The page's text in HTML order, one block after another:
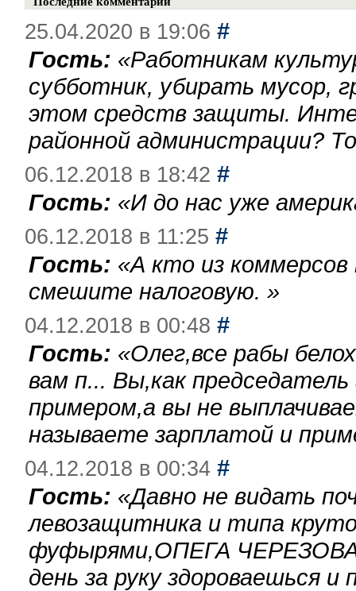
25.04.2020 в 19:06 #
Гость: «Работникам
субботник, убирать мусор,
этом средств защиты.
районной администрации?
06.12.2018 в 18:42 #
Гость: «И до нас уже
06.12.2018 в 11:25 #
Гость: «А кто из
смешите налоговую. »
04.12.2018 в 00:48 #
Гость: «Олег,все рабы
вам п... Вы,как
примером,а вы не
называете зарплатой и
04.12.2018 в 00:34 #
Гость: «Давно не видать
левозащитника и типа
фуфырями,ОПЕГА
день за руку здороваешься